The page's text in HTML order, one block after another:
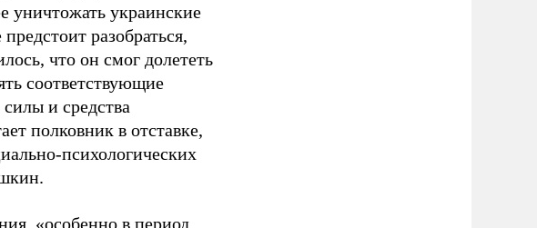
уничтожать украинские
разобраться,
что он смог долететь
соответствующие
и средства
полковник в отставке,
психологических
«особенно в период